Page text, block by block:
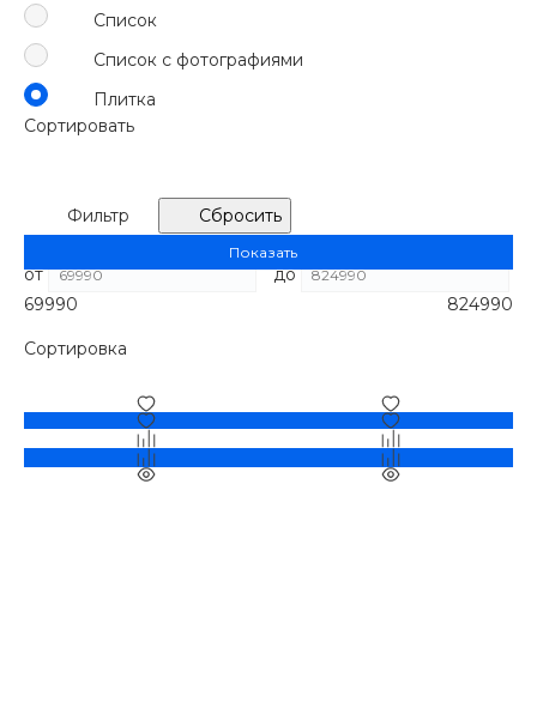
Список
Список с фотографиями
Плитка
Сортировать
По рейтингуСначала товары с высокими оценками
От А до Я
Сначала дороже
Фильтр
Сбросить
от
до
69990
824990
Показать
Сортировка